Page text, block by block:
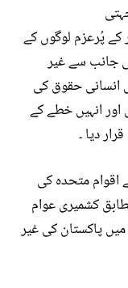
کشمیر کے پُرعزم لوگوں کے
جانب سے غیر
انسانی حقوق کی
انہیں خطے کے
دیا ۔
اقوام متحدہ کی
کشمیری عوام
پاکستان کی غیر